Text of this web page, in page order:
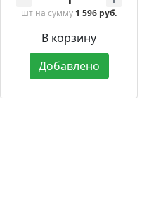
шт на сумму 1 596 руб.
В корзину
Добавлено